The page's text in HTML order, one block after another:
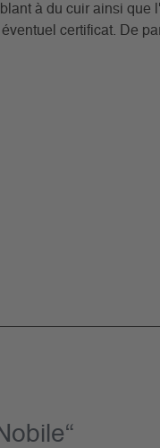
à du cuir ainsi que
certificat. De